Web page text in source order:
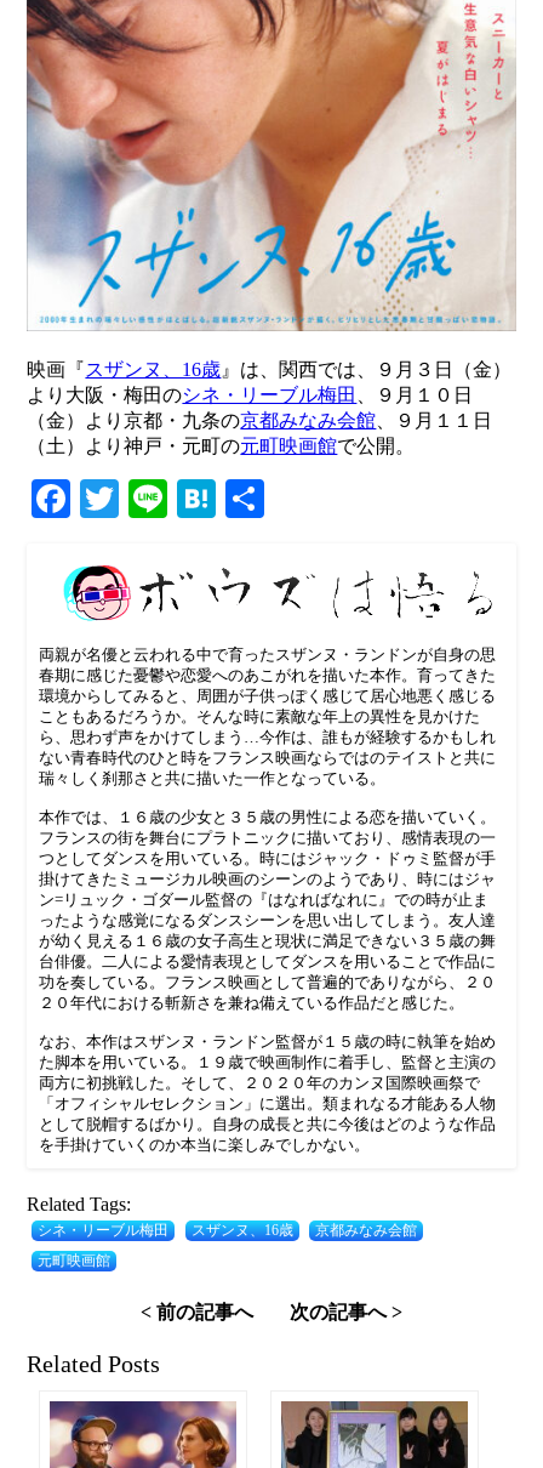
映画『スザンヌ、16歳 』は、関西では、９月３日（金）
より大阪・梅田のシネ・リーブル梅田
、９月１０日
（金）より京都・九条の京都みなみ会館 、９月１１日
（土）より神戸・元町の元町映画館で公開。
Facebook
TwitterLineHatena
両親が名優と云われる中で育ったスザンヌ・ランドンが自身の思
春期に感じた憂鬱や恋愛へのあこがれを描いた本作。育ってきた
環境からしてみると、周囲が子供っぽく感じて居心地悪く感じる
こともあるだろうか。そんな時に素敵な年上の異性を見かけた
ら、思わず声をかけてしまう…今作は、誰もが経験するかもしれ
ない青春時代のひと時をフランス映画ならではのテイストと共に
瑞々しく刹那さと共に描いた一作となっている。
本作では、１６歳の少女と３５歳の男性による恋を描いていく。
フランスの街を舞台にプラトニックに描いており、感情表現の一
つとしてダンスを用いている。時にはジャック・ドゥミ監督が手
掛けてきたミュージカル映画のシーンのようであり、時にはジャ
ン=リュック・ゴダール監督の『はなればなれに』での時が止ま
ったような感覚になるダンスシーンを思い出してしまう。友人達
が幼く見える１６歳の女子高生と現状に満足できない３５歳の舞
台俳優。二人による愛情表現としてダンスを用いることで作品に
功を奏している。フランス映画として普遍的でありながら、２０
２０年代における斬新さを兼ね備えている作品だと感じた。
なお、本作はスザンヌ・ランドン監督が１５歳の時に執筆を始め
た脚本を用いている。１９歳で映画制作に着手し、監督と主演の
両方に初挑戦した。そして、２０２０年のカンヌ国際映画祭で
「オフィシャルセレクション」に選出。類まれなる才能ある人物
として脱帽するばかり。自身の成長と共に今後はどのような作品
を手掛けていくのか本当に楽しみでしかない。
Related Tags:
シネ・リーブル梅田 スザンヌ、16歳
京都みなみ会館
元町映画館
< 前の記事へ 次の記事へ >
Related Posts